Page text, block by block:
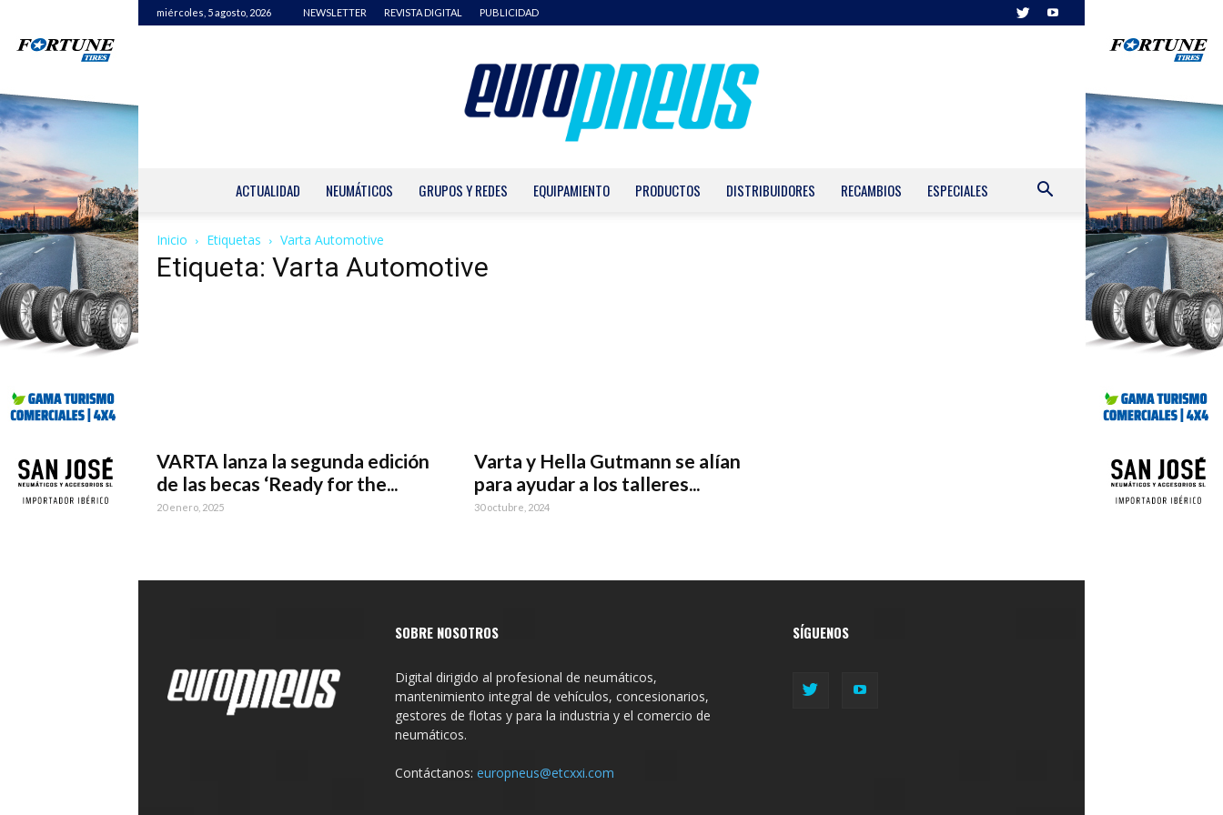
miércoles, 5 agosto, 2026 NEWSLETTER REVISTA DIGITAL PUBLICIDAD
ACTUALIDAD NEUMÁTICOS GRUPOS Y REDES EQUIPAMIENTO PRODUCTOS DISTRIBUIDORES RECAMBIOS ESPECIALES
Inicio Etiquetas Varta Automotive
Etiqueta: Varta Automotive
VARTA lanza la segunda edición
de las becas ‘Ready for the...
20 enero, 2025
Varta y Hella Gutmann se alían
para ayudar a los talleres...
30 octubre, 2024
SOBRE NOSOTROS
Digital dirigido al profesional de neumáticos,
mantenimiento integral de vehículos, concesionarios,
gestores de flotas y para la industria y el comercio de
neumáticos.
Contáctanos: europneus@etcxxi.com
SÍGUENOS